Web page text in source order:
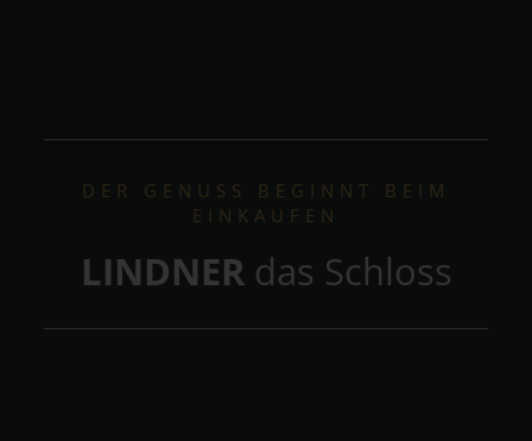
DER GENUSS BEGINNT BEIM
EINKAUFEN
LINDNERdas Schloss